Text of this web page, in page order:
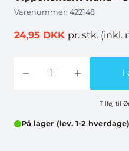
Varenummer: 422148
24,95 DKK pr. stk. (inkl.
På lager (lev. 1-2 hverdage)